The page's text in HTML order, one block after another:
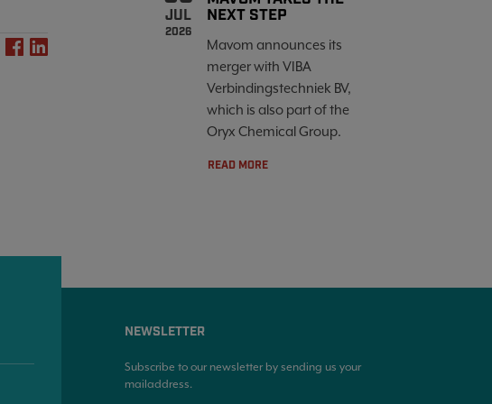
JUL
2026
NEXT STEP
Mavom announces its
merger with VIBA
Verbindingstechniek BV,
which is also part of the
Oryx Chemical Group.
READ MORE
NEWSLETTER
Subscribe to our newsletter by sending us your
mailaddress.